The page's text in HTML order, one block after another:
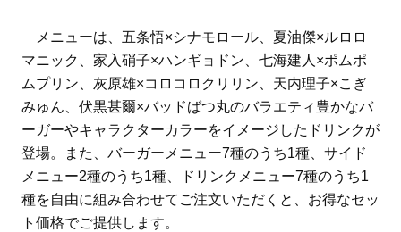
メニューは、五条悟×シナモロール、夏油傑×ルロロ
マニック、家入硝子×ハンギョドン、七海建人×ポムポ
ムプリン、灰原雄×コロコロクリリン、天内理子×こぎ
みゅん、伏黒甚爾×バッドばつ丸のバラエティ豊かなバ
ーガーやキャラクターカラーをイメージしたドリンクが
登場。また、バーガーメニュー7種のうち1種、サイド
メニュー2種のうち1種、ドリンクメニュー7種のうち1
種を自由に組み合わせてご注文いただくと、お得なセッ
ト価格でご提供します。